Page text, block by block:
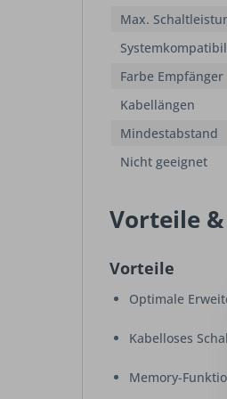
Max.
Farbe Empfänger
Kabellängen
Mindestabstand
Nicht geeignet
Vorteile
Vorteile
Optimale
Kabelloses
Memory-